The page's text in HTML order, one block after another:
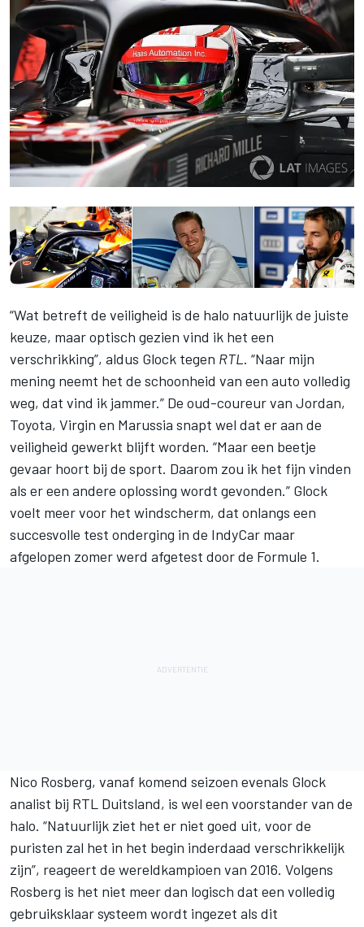
“Wat betreft de veiligheid is de halo natuurlijk de juiste
keuze, maar optisch gezien vind ik het een
verschrikking”, aldus Glock tegen RTL . “Naar mijn
mening neemt het de schoonheid van een auto volledig
weg, dat vind ik jammer.” De oud-coureur van Jordan,
Toyota, Virgin en Marussia snapt wel dat er aan de
veiligheid gewerkt blijft worden. “Maar een beetje
gevaar hoort bij de sport. Daarom zou ik het fijn vinden
als er een andere oplossing wordt gevonden.” Glock
voelt meer voor het windscherm, dat onlangs een
succesvolle test onderging in de IndyCar maar
afgelopen zomer werd afgetest door de Formule 1.
Nico Rosberg, vanaf komend seizoen evenals Glock
analist bij RTL Duitsland, is wel een voorstander van de
halo. “Natuurlijk ziet het er niet goed uit, voor de
puristen zal het in het begin inderdaad verschrikkelijk
zijn”, reageert de wereldkampioen van 2016. Volgens
Rosberg is het niet meer dan logisch dat een volledig
gebruiksklaar systeem wordt ingezet als dit